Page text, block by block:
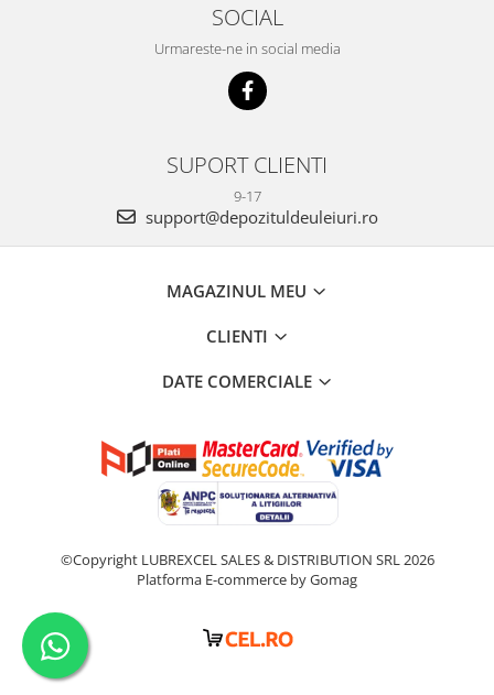
SOCIAL
Urmareste-ne in social media
SUPORT CLIENTI
9-17
support@depozituldeuleiuri.ro
MAGAZINUL MEU
CLIENTI
DATE COMERCIALE
©Copyright LUBREXCEL SALES & DISTRIBUTION SRL 2026
Platforma E-commerce by Gomag